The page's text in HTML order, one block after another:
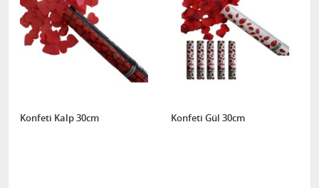
Konfeti Kalp 30cm Konfeti Gül 30cm